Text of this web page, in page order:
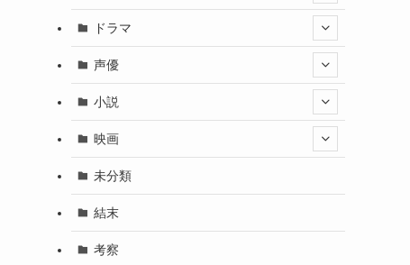
ドラマ
声優
小説
映画
未分類
結末
考察